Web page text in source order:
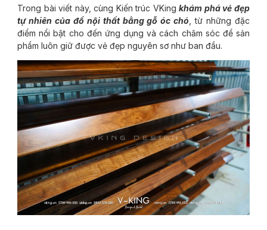
Trong bài viết này, cùng Kiến trúc VKingkhám phá vẻ đẹp
tự nhiên của đồ nội thất bằng gỗ óc chó , từ những đặc
điểm nổi bật cho đến ứng dụng và cách chăm sóc để sản
phẩm luôn giữ được vẻ đẹp nguyên sơ như ban đầu.